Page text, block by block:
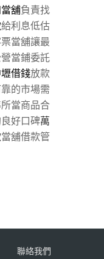
舖負責找
給利息低估
當舖讓最
當鋪委託
借錢放款
的市場需
當商品合
好口碑萬
當舖借款管
聯絡我們